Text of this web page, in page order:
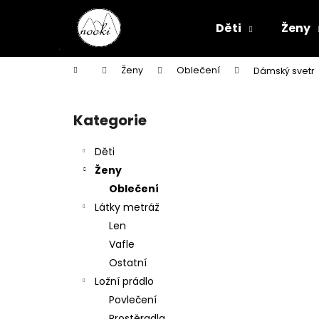
Děti Ženy
Domů Ženy Oblečení Dámský svetr
Přeskočit
kategorie
Kategorie
Děti
Ženy
Oblečení
Látky metráž
Len
Vafle
Ostatní
Ložní prádlo
Povlečení
í
do
do